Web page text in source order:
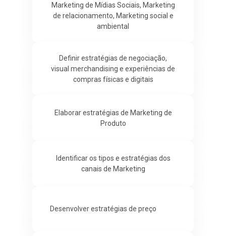
Marketing de Mídias Sociais, Marketing
de relacionamento, Marketing social e
ambiental
Definir estratégias de negociação,
visual merchandising e experiências de
compras físicas e digitais
Elaborar estratégias de Marketing de
Produto
Identificar os tipos e estratégias dos
canais de Marketing
Desenvolver estratégias de preço